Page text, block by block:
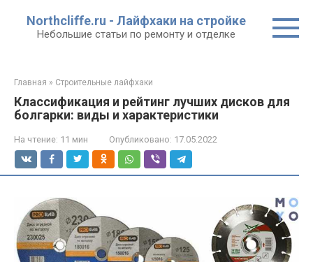
контенту
Northcliffe.ru - Лайфхаки на стройке
Небольшие статьи по ремонту и отделке
Главная » Строительные лайфхаки
Классификация и рейтинг лучших дисков для
болгарки: виды и характеристики
На чтение: 11 мин Опубликовано: 17.05.2022